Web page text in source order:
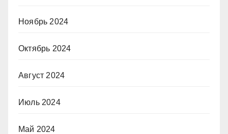
Ноябрь 2024
Октябрь 2024
Август 2024
Июль 2024
Май 2024